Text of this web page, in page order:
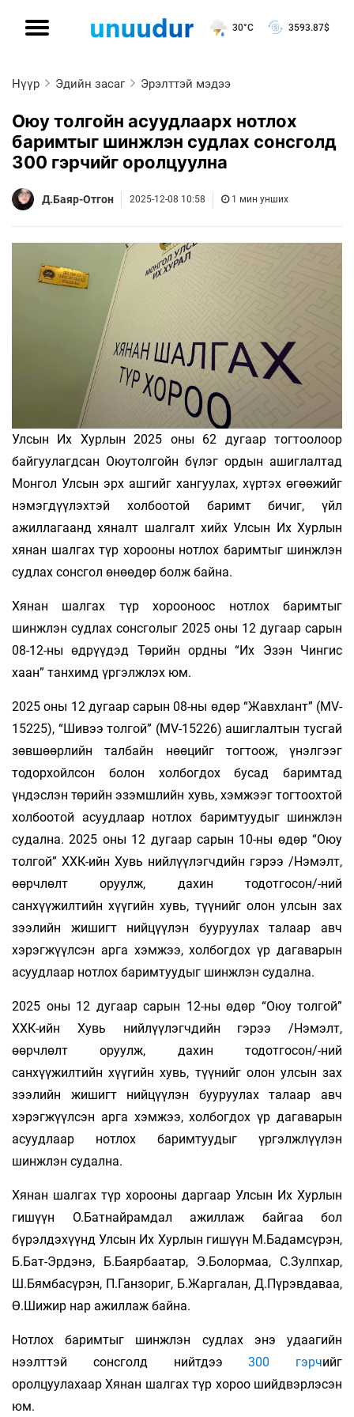
30°C 3593.87$
Нүүр Эдийн засаг Эрэлттэй мэдээ
Оюу толгойн асуудлаарх нотлох
баримтыг шинжлэн судлах сонсголд
300 гэрчийг оролцуулна
Д.Баяр-Отгон 2025-12-08 10:58 1 мин унших
Улсын Их Хурлын 2025 оны 62 дугаар тогтоолоор
байгуулагдсан Оюутолгойн бүлэг ордын ашиглалтад
Монгол Улсын эрх ашгийг хангуулах, хүртэх өгөөжийг
нэмэгдүүлэхтэй холбоотой баримт бичиг, үйл
ажиллагаанд хяналт шалгалт хийх Улсын Их Хурлын
хянан шалгах түр хорооны нотлох баримтыг шинжлэн
судлах сонсгол өнөөдөр болж байна.
Хянан шалгах түр хорооноос нотлох баримтыг
шинжлэн судлах сонсголыг 2025 оны 12 дугаар сарын
08-12-ны өдрүүдэд Төрийн ордны “Их Эзэн Чингис
хаан” танхимд үргэлжлэх юм.
2025 оны 12 дугаар сарын 08-ны өдөр “Жавхлант” (MV-
15225), “Шивээ толгой” (MV-15226) ашиглалтын тусгай
зөвшөөрлийн талбайн нөөцийг тогтоож, үнэлгээг
тодорхойлсон болон холбогдох бусад баримтад
үндэслэн төрийн эзэмшлийн хувь, хэмжээг тогтоохтой
холбоотой асуудлаар нотлох баримтуудыг шинжлэн
судална. 2025 оны 12 дугаар сарын 10-ны өдөр “Оюу
толгой” ХХК-ийн Хувь нийлүүлэгчдийн гэрээ /Нэмэлт,
өөрчлөлт оруулж, дахин тодотгосон/-ний
санхүүжилтийн хүүгийн хувь, түүнийг олон улсын зах
зээлийн жишигт нийцүүлэн бууруулах талаар авч
хэрэгжүүлсэн арга хэмжээ, холбогдох үр дагаварын
асуудлаар нотлох баримтуудыг шинжлэн судална.
2025 оны 12 дугаар сарын 12-ны өдөр “Оюу толгой”
ХХК-ийн Хувь нийлүүлэгчдийн гэрээ /Нэмэлт,
өөрчлөлт оруулж, дахин тодотгосон/-ний
санхүүжилтийн хүүгийн хувь, түүнийг олон улсын зах
зээлийн жишигт нийцүүлэн бууруулах талаар авч
хэрэгжүүлсэн арга хэмжээ, холбогдох үр дагаварын
асуудлаар нотлох баримтуудыг үргэлжлүүлэн
шинжлэн судална.
Хянан шалгах түр хорооны даргаар Улсын Их Хурлын
гишүүн О.Батнайрамдал ажиллаж байгаа бол
бүрэлдэхүүнд Улсын Их Хурлын гишүүн М.Бадамсүрэн,
Б.Бат-Эрдэнэ, Б.Баярбаатар, Э.Болормаа, С.Зулпхар,
Ш.Бямбасүрэн, П.Ганзориг, Б.Жаргалан, Д.Пүрэвдаваа,
Ө.Шижир нар ажиллаж байна.
Нотлох баримтыг шинжлэн судлах энэ удаагийн
нээлттэй сонсголд нийтдээ300 гэрчийг
оролцуулахаар Хянан шалгах түр хороо шийдвэрлэсэн
юм.